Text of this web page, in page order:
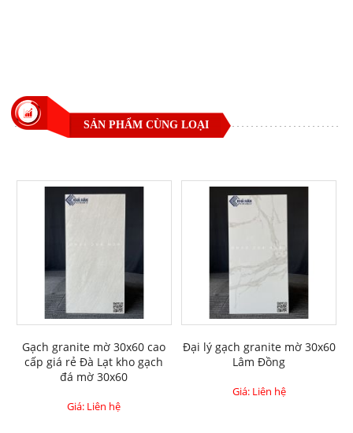
SẢN PHẨM CÙNG LOẠI
Gạch granite mờ 30x60 cao
cấp giá rẻ Đà Lạt kho gạch
đá mờ 30x60
Giá: Liên hệ
Đại lý gạch granite mờ 30x60
Lâm Đồng
Giá: Liên hệ